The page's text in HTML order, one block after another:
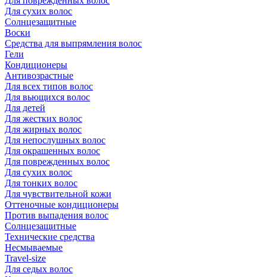
Для сухих волос
Солнцезащитные
Воски
Средства для выпрямления волос
Гели
Кондиционеры
Антивозрастные
Для всех типов волос
Для вьющихся волос
Для детей
Для жестких волос
Для жирных волос
Для непослушных волос
Для окрашенных волос
Для поврежденных волос
Для сухих волос
Для тонких волос
Для чувствительной кожи
Оттеночные кондиционеры
Против выпадения волос
Солнцезащитные
Технические средства
Несмываемые
Travel-size
Для седых волос